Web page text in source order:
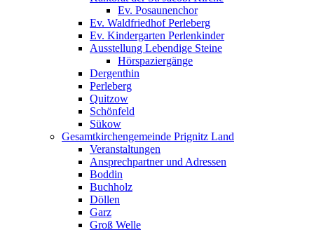
Ev. Posaunenchor
Ev. Waldfriedhof Perleberg
Ev. Kindergarten Perlenkinder
Ausstellung Lebendige Steine
Hörspaziergänge
Dergenthin
Perleberg
Quitzow
Schönfeld
Sükow
Gesamtkirchengemeinde Prignitz Land
Veranstaltungen
Ansprechpartner und Adressen
Boddin
Buchholz
Döllen
Garz
Groß Welle